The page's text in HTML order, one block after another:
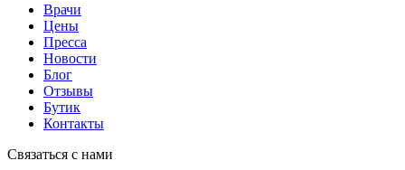
Врачи
Цены
Пресса
Новости
Блог
Отзывы
Бутик
Контакты
Связаться с нами